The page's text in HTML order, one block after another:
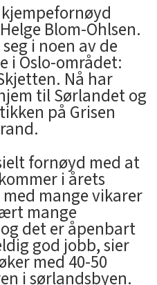
Blom-Ohlsen.
i noen av de
i Oslo-området:
Nå har
til Sørlandet og
på Grisen
fornøyd med at
i årets
mange vikarer
mange
det er åpenbart
god jobb, sier
med 40-50
i sørlandsbyen.